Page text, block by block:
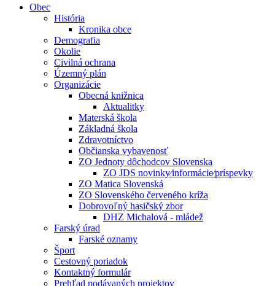
Obec
História
Kronika obce
Demografia
Okolie
Civilná ochrana
Územný plán
Organizácie
Obecná knižnica
Aktualitky
Materská škola
Základná škola
Zdravotníctvo
Občianska vybavenosť
ZO Jednoty dôchodcov Slovenska
ZO JDS novinky⁄informácie⁄príspevky
ZO Matica Slovenská
ZO Slovenského červeného kríža
Dobrovoľný hasičský zbor
DHZ Michalová - mládež
Farský úrad
Farské oznamy
Šport
Cestovný poriadok
Kontaktný formulár
Prehľad podávaných projektov